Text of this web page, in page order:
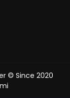
© Since 2020